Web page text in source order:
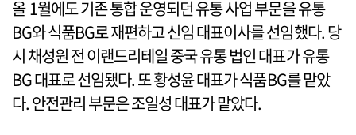
올 1월에도 기존 통합 운영되던 유통 사업 부문을 유통
BG와 식품BG로 재편하고 신임 대표이사를 선임했다. 당
시 채성원 전 이랜드리테일 중국 유통 법인 대표가 유통
BG 대표로 선임됐다. 또 황성윤 대표가 식품BG를 맡았
다. 안전관리 부문은 조일성 대표가 맡았다.